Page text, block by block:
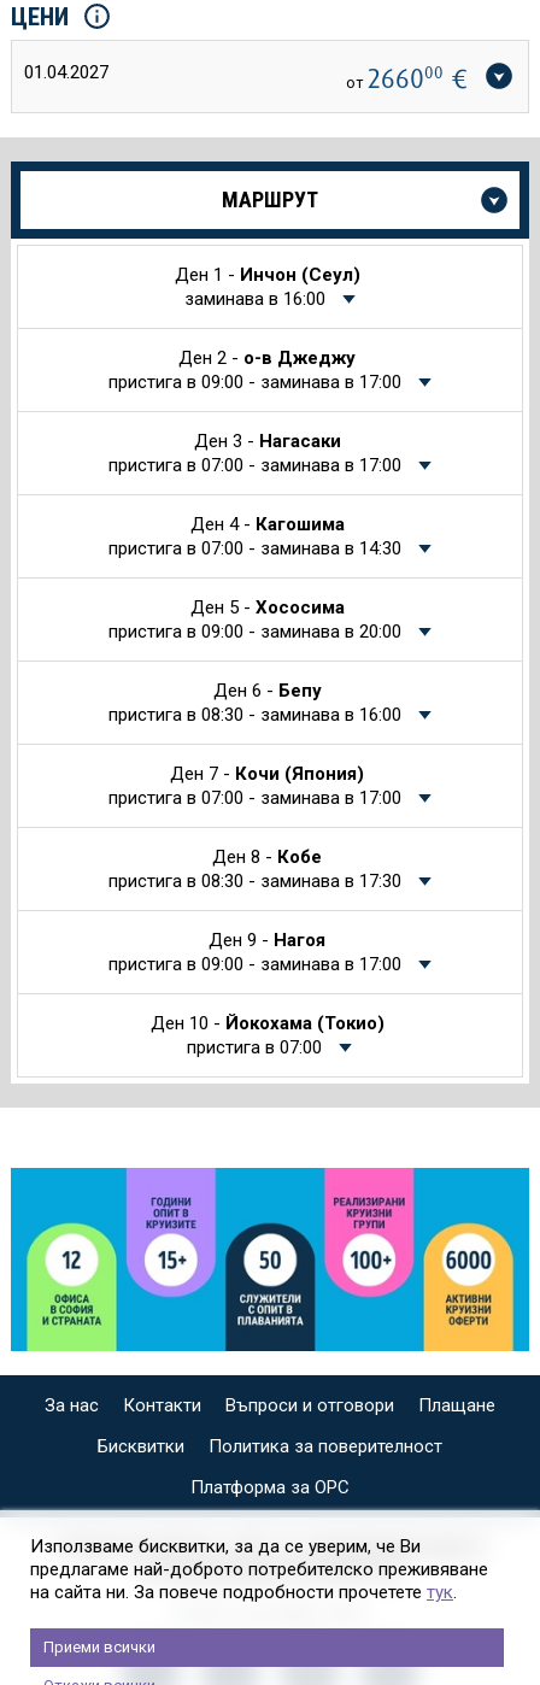
ЦЕНИ
01.04.2027 от 266000 €
Още
за
МАРШРУТ
Ден 1 - Инчон (Сеул)
заминава в 16:00
Ден 2 - о-в Джеджу
пристига в 09:00 - заминава в 17:00
Ден 3 - Нагасаки
пристига в 07:00 - заминава в 17:00
Ден 4 - Кагошима
пристига в 07:00 - заминава в 14:30
Ден 5 - Хососима
пристига в 09:00 - заминава в 20:00
Ден 6 - Бепу
пристига в 08:30 - заминава в 16:00
Ден 7 - Кочи (Япония)
пристига в 07:00 - заминава в 17:00
Ден 8 - Кобе
пристига в 08:30 - заминава в 17:30
Ден 9 - Нагоя
пристига в 09:00 - заминава в 17:00
Ден 10 - Йокохама (Токио)
пристига в 07:00
За нас Контакти Въпроси и отговори
Плащане
Бисквитки
Политика за поверителност
Платформа за ОРС
СПЕЦИАЛИЗИРАН САЙТ ЗА ИНДИВИДУАЛНИ И
ОРГАНИЗИРАНИ КРУИЗИ НА
Използваме бисквитки, за да се уверим, че Ви
предлагаме най-доброто потребителско преживяване
на сайта ни. За повече подробности прочетете тук.
Приеми всички